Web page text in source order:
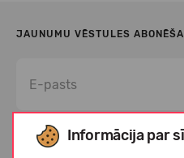
Informācija par
JAUNUMU VĒSTULES
Esmu izlasījis un piekrītu
datu aizsardzības